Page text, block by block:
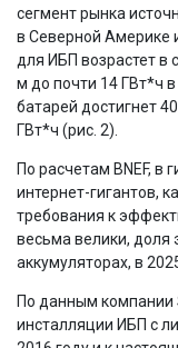
сегмент рынка
в Северной Америке
для ИБП возрастет в
м до почти 14 ГВт*ч
батарей достигнет
ГВт*ч (рис. 2).
По расчетам BNEF,
интернет-гигантов,
требования к
весьма велики, доля
аккумуляторах, в
По данным компании
инсталляции ИБП с